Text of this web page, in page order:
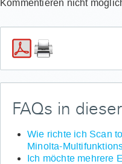
Kommentieren nicht
FAQs in
Wie richte ich Scan
Minolta-
Ich möchte mehrere